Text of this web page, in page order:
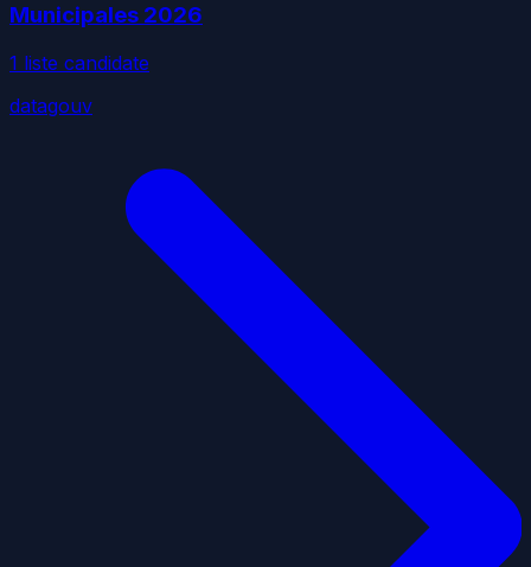
Municipales 2026
1 liste candidate
datagouv